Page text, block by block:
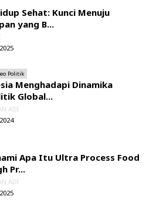
Sehat: Kunci Menuju
yang B...
Politik
Menghadapi Dinamika
Global...
ADI
Apa Itu Ultra Process Food
Pr...
ADI